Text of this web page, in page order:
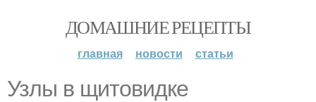
ДОМАШНИЕ РЕЦЕПТЫ
главная новости статьи
Узлы в щитовидке